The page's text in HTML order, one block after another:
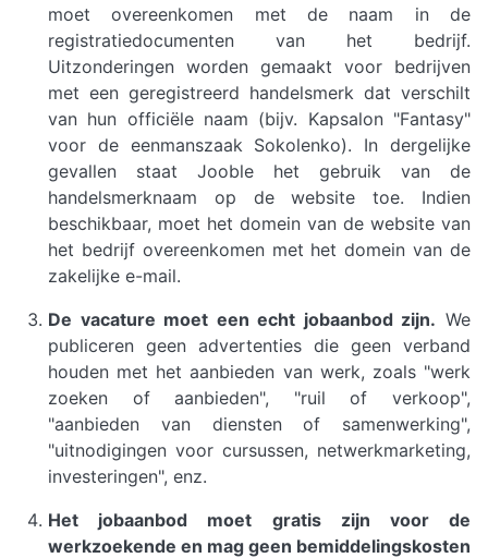
moet overeenkomen met de naam in de
registratiedocumenten van het bedrijf.
Uitzonderingen worden gemaakt voor bedrijven
met een geregistreerd handelsmerk dat verschilt
van hun officiële naam (bijv. Kapsalon "Fantasy"
voor de eenmanszaak Sokolenko). In dergelijke
gevallen staat Jooble het gebruik van de
handelsmerknaam op de website toe. Indien
beschikbaar, moet het domein van de website van
het bedrijf overeenkomen met het domein van de
zakelijke e-mail.
De vacature moet een echt jobaanbod zijn. We
publiceren geen advertenties die geen verband
houden met het aanbieden van werk, zoals "werk
zoeken of aanbieden", "ruil of verkoop",
"aanbieden van diensten of samenwerking",
"uitnodigingen voor cursussen, netwerkmarketing,
investeringen", enz.
Het jobaanbod moet gratis zijn voor de
werkzoekende en mag geen bemiddelingskosten